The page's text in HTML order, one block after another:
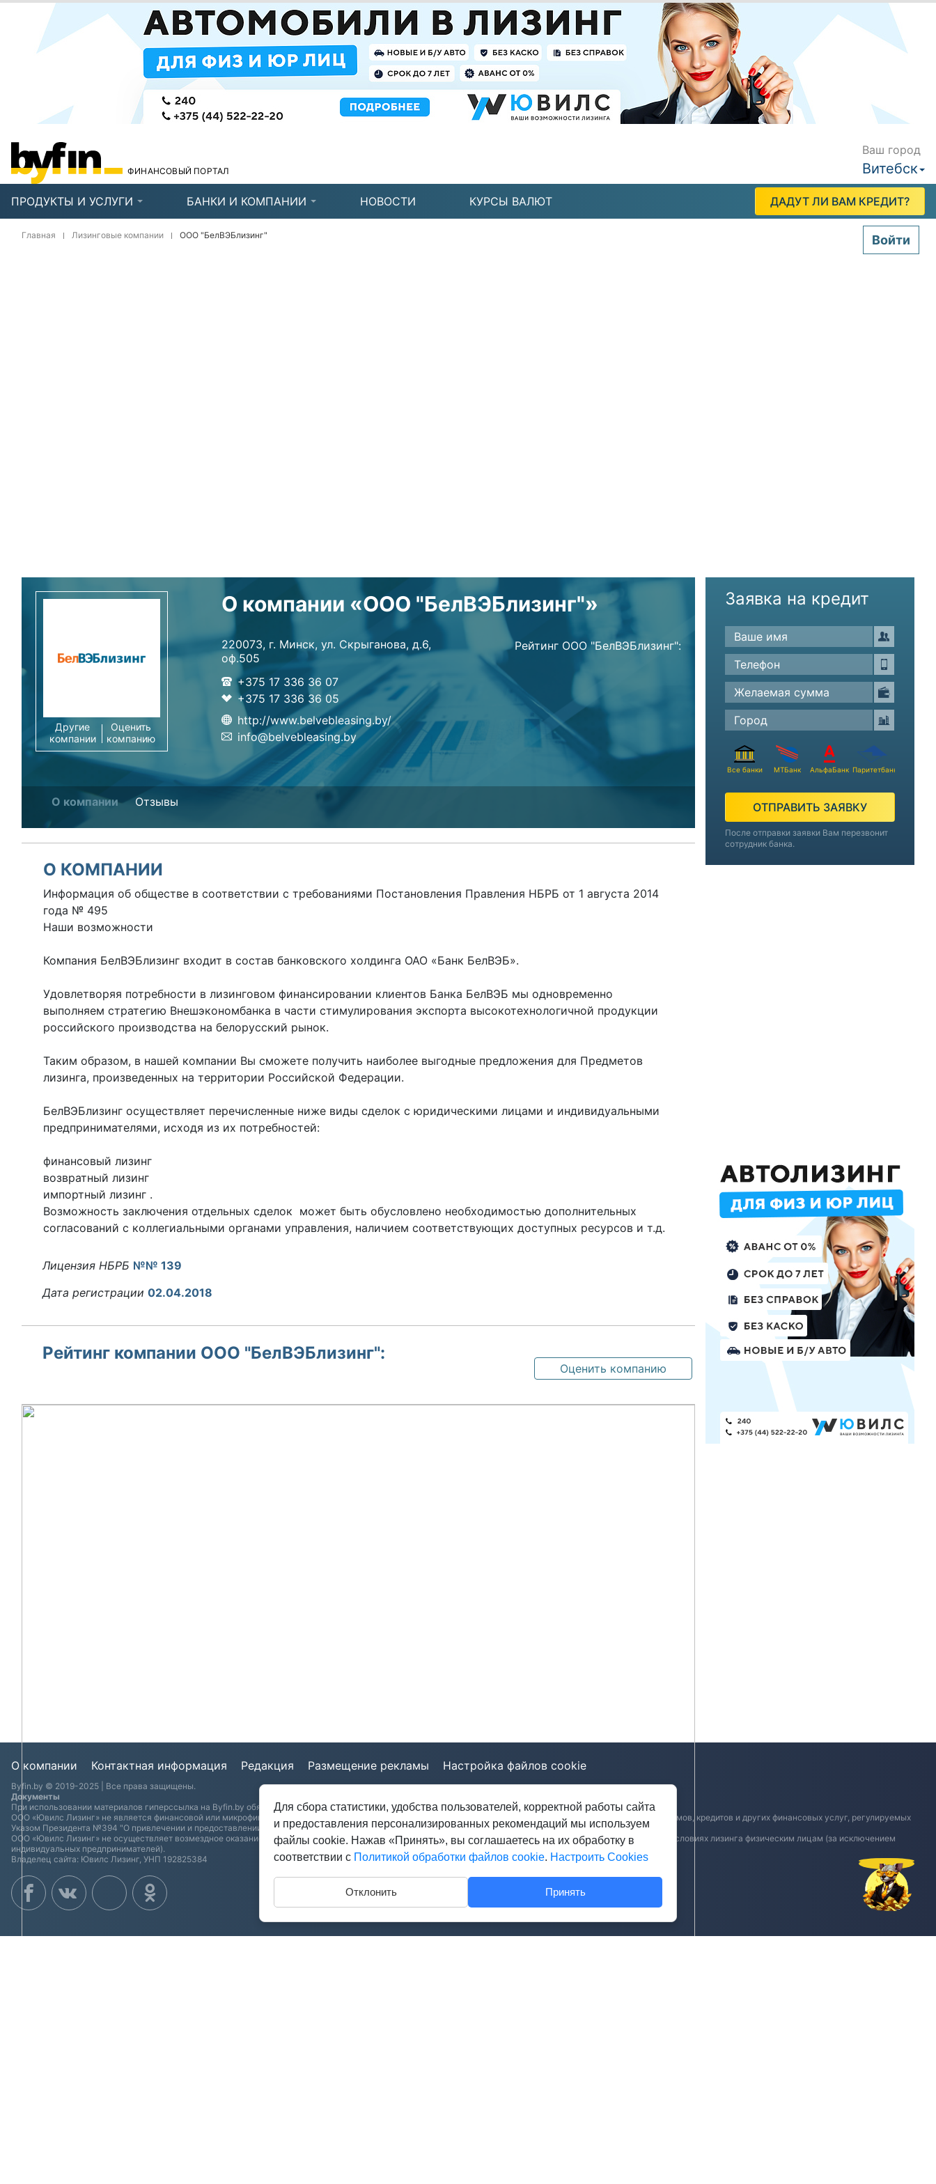
Для сбора статистики, удобства пользователей, корректной работы сайта
и предоставления персонализированных рекомендаций мы используем
файлы cookie. Нажав «Принять», вы соглашаетесь на их обработку в
соответствии с Политикой обработки файлов cookie. Настроить Cookies
Отклонить Принять
ФИНАНСОВЫЙ ПОРТАЛ
Ваш город
Витебск
ПРОДУКТЫ И УСЛУГИ БАНКИ И КОМПАНИИ НОВОСТИ КУРСЫ ВАЛЮТ ДАДУТ ЛИ ВАМ КРЕДИТ?
Главная Лизинговые компании ООО "БелВЭБлизинг" Войти
Другие
компании
Оценить
компанию
О компании «ООО "БелВЭБлизинг"»
220073, г. Минск, ул. Скрыганова, д.6,
оф.505
+375 17 336 36 07
+375 17 336 36 05
http://www.belvebleasing.by/
info@belvebleasing.by
Рейтинг ООО "БелВЭБлизинг":
О компании Отзывы
О КОМПАНИИ
Информация об обществе в соответствии с требованиями Постановления Правления НБРБ от 1 августа 2014
года № 495
Наши возможности
Компания БелВЭБлизинг входит в состав банковского холдинга ОАО «Банк БелВЭБ».
Удовлетворяя потребности в лизинговом финансировании клиентов Банка БелВЭБ мы одновременно
выполняем стратегию Внешэкономбанка в части стимулирования экспорта высокотехнологичной продукции
российского производства на белорусский рынок.
Таким образом, в нашей компании Вы сможете получить наиболее выгодные предложения для Предметов
лизинга, произведенных на территории Российской Федерации.
БелВЭБлизинг осуществляет перечисленные ниже виды сделок с юридическими лицами и индивидуальными
предпринимателями, исходя из их потребностей:
финансовый лизинг
возвратный лизинг
импортный лизинг .
Возможность заключения отдельных сделок может быть обусловлено необходимостью дополнительных
согласований с коллегиальными органами управления, наличием соответствующих доступных ресурсов и т.д.
Лицензия НБРБ №№ 139
Дата регистрации 02.04.2018
Рейтинг компании ООО "БелВЭБлизинг":
Оценить компанию
Заявка на кредит
Все банки МТБанк АльфаБанк Паритетбанк
ОТПРАВИТЬ ЗАЯВКУ
После отправки заявки Вам перезвонит
сотрудник банка.
О компании Контактная информация Редакция Размещение рекламы Настройка файлов cookie
Byfin.by © 2019-2025 | Все права защищены.
Документы
При использовании материалов гиперссылка на Byfin.by обязательна.
ООО «Ювилс Лизинг» не является финансовой или микрофинансовой организацией, не оказывает услуг по оформлению и предоставлению населению микрозаймов, кредитов и других финансовых услуг, регулируемых
Указом Президента №394 "О привлечении и предоставлении займов, деятельности микрофинансовых организаций" от 30.06.2014г.
ООО «Ювилс Лизинг» не осуществляет возмездное оказание консультационных и (или) информационных услуг об условиях предоставления кредитов, займов, условиях лизинга физическим лицам (за исключением
индивидуальных предпринимателей).
Владелец сайта: Ювилс Лизинг, УНП 192825384